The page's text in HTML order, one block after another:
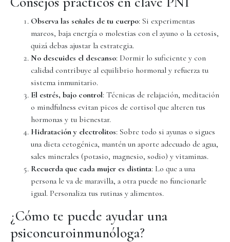
Observa las señales de tu cuerpo: Si experimentas
mareos, baja energía o molestias con el ayuno o la cetosis,
quizá debas ajustar la estrategia.
No descuides el descanso: Dormir lo suficiente y con
calidad contribuye al equilibrio hormonal y refuerza tu
sistema inmunitario.
El estrés, bajo control: Técnicas de relajación, meditación
o mindfulness evitan picos de cortisol que alteren tus
hormonas y tu bienestar.
Hidratación y electrolitos: Sobre todo si ayunas o sigues
una dieta cetogénica, mantén un aporte adecuado de agua,
sales minerales (potasio, magnesio, sodio) y vitaminas.
Recuerda que cada mujer es distinta: Lo que a una
persona le va de maravilla, a otra puede no funcionarle
igual. Personaliza tus rutinas y alimentos.
¿Cómo te puede ayudar una
psiconeuroinmunóloga?